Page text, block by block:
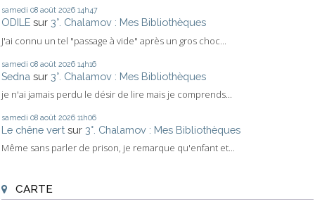
samedi 08 août 2026 14h47
ODILE sur 3°. Chalamov : Mes Bibliothèques
J'ai connu un tel "passage à vide" après un gros choc...
samedi 08 août 2026 14h16
Sedna sur 3°. Chalamov : Mes Bibliothèques
je n'ai jamais perdu le désir de lire mais je comprends...
samedi 08 août 2026 11h06
Le chêne vert sur 3°. Chalamov : Mes Bibliothèques
Même sans parler de prison, je remarque qu'enfant et...
CARTE